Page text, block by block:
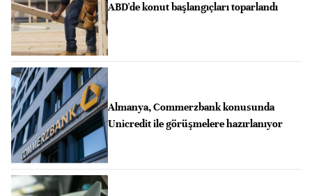
ABD'de konut başlangıçları toparlandı
Almanya, Commerzbank konusunda
Unicredit ile görüşmelere hazırlanıyor